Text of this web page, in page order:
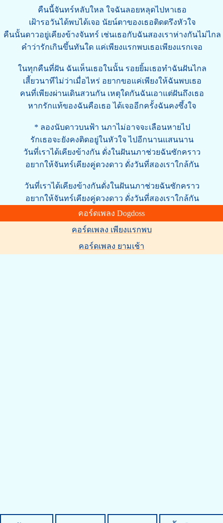
คืนนี้จันทร์หลับใหล ใจฉันลอยหลุดไปหาเธอ
เฝ้ารอวันได้พบได้เจอ นัยน์ตาของเธอติดตรึงหัวใจ
คืนนั้นดาวอยู่เคียงข้างจันทร์ เช่นเธอกับฉันสองเราห่างกันไม่ไกล
คำว่ารักเกินขึ้นทันใด แค่เพียงแรกพบเธอเพียงแรกเจอ
ในทุกคืนที่ฝัน ฉันเห็นเธอในนั้น รอยยิ้มเธอทำฉันฝันไกล
เสี้ยวนาทีไม่ว่าเมื่อไหร่ อยากขอแค่เพียงให้ฉันพบเธอ
คนที่เพียงผ่านเดินสวนกัน เหตุใดกันฉันเอาแต่ฝันถึงเธอ
หากรักแท้ของฉันคือเธอ ได้เจออีกครั้งฉันคงซึ้งใจ
* ลองนับดาวบนฟ้า นภาไม่อาจจะเลือนหายไป
รักเธอจะยังคงติดอยู่ในหัวใจ ไปอีกนานแสนนาน
วันที่เราได้เคียงข้างกัน ดั่งในฝันนภาช่วยฉันซักคราว
อยากให้จันทร์เคียงคู่ดวงดาว ดั่งวันที่สองเราใกล้กัน
วันที่เราได้เคียงข้างกันดั่งในฝันนภาช่วยฉันซักคราว
อยากให้จันทร์เคียงคู่ดวงดาว ดั่งวันที่สองเราใกล้กัน
คอร์ดเพลง Dogdoss
คอร์ดเพลง เพียงแรกพบ
คอร์ดเพลง ยามเช้า